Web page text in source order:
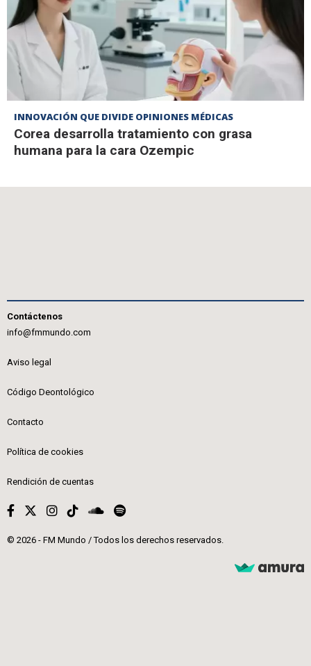
INNOVACIÓN QUE DIVIDE OPINIONES MÉDICAS
Corea desarrolla tratamiento con grasa
humana para la cara Ozempic
Contáctenos
info@fmmundo.com
Aviso legal
Código Deontológico
Contacto
Política de cookies
Rendición de cuentas
© 2026 - FM Mundo / Todos los derechos reservados.